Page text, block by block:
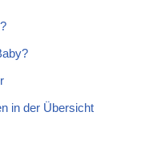
in der Übersicht